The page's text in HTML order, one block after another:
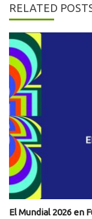
RELATED
El Mundial 2026 en